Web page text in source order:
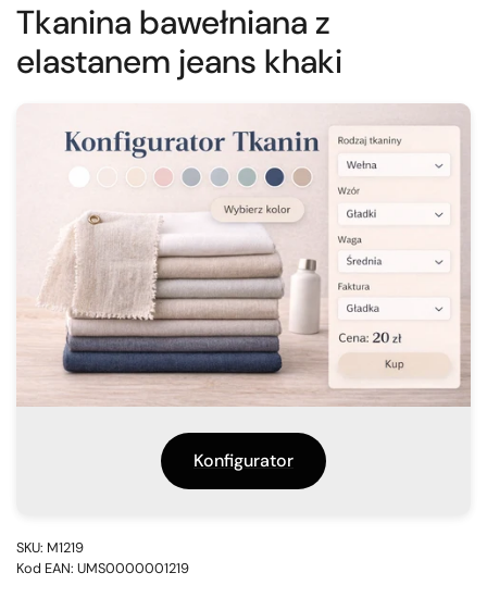
Tkanina bawełniana z
elastanem jeans khaki
Konfigurator
SKU: M1219
Kod EAN: UMS0000001219